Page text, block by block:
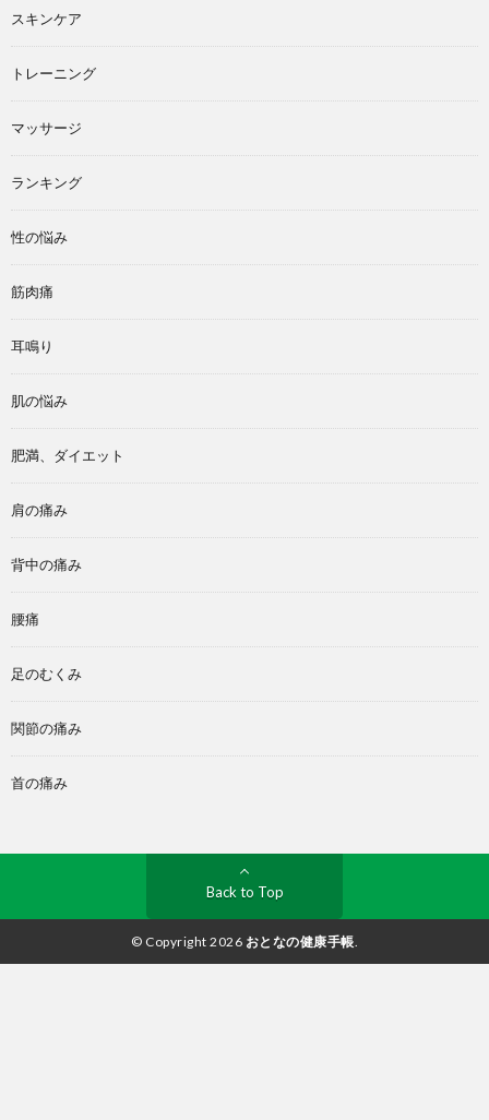
スキンケア
トレーニング
マッサージ
ランキング
性の悩み
筋肉痛
耳鳴り
肌の悩み
肥満、ダイエット
肩の痛み
背中の痛み
腰痛
足のむくみ
関節の痛み
首の痛み
Back to Top
© Copyright 2026 おとなの健康手帳